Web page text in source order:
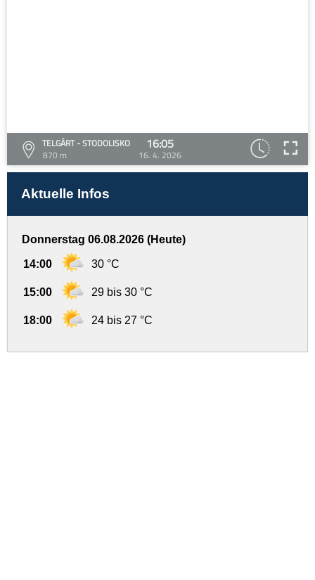
TELGÁRT - STODOLISKO
870 m
16:05
16. 4. 2026
Aktuelle Infos
Donnerstag 06.08.2026 (Heute)
14:00 30 °C
15:00 29 bis 30 °C
18:00 24 bis 27 °C